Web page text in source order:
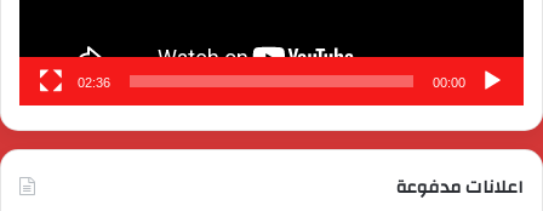
00:00
02:36
اعلانات مدفوعة